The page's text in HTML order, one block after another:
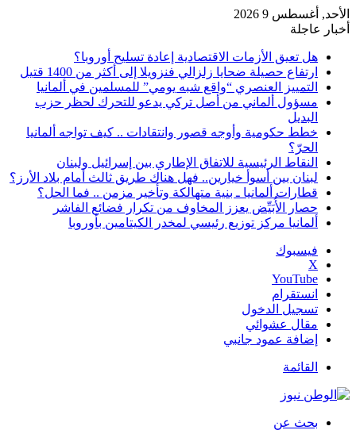
الأحد, أغسطس 9 2026
أخبار عاجلة
هل تعيق الأزمات الاقتصادية إعادة تسليح أوروبا؟
ارتفاع حصيلة ضحايا زلزالي فنزويلا إلى أكثر من 1400 قتيل
التمييز العنصري “واقع شبه يومي” للمسلمين في ألمانيا
مسؤول ألماني من أصل تركي يدعو للتحرك لحظر حزب
البديل
خطط حكومية وأوجه قصور وانتقادات .. كيف تواجه ألمانيا
الحرّ؟
النقاط الرئيسية للاتفاق الإطاري بين إسرائيل ولبنان
لبنان بين أسوأ خيارين.. فهل هناك طريق ثالث أمام بلاد الأرز؟
قطارات ألمانيا ـ بنية متهالكة وتأخير مزمن .. فما الحل؟
حصار الأُبَيِّض يعزز المخاوف من تكرار فضائع الفاشر
ألمانيا مركز توزيع رئيسي لمخدر الكيتامين بأوروبا
فيسبوك
‫X
‫YouTube
انستقرام
تسجيل الدخول
مقال عشوائي
إضافة عمود جانبي
القائمة
بحث عن